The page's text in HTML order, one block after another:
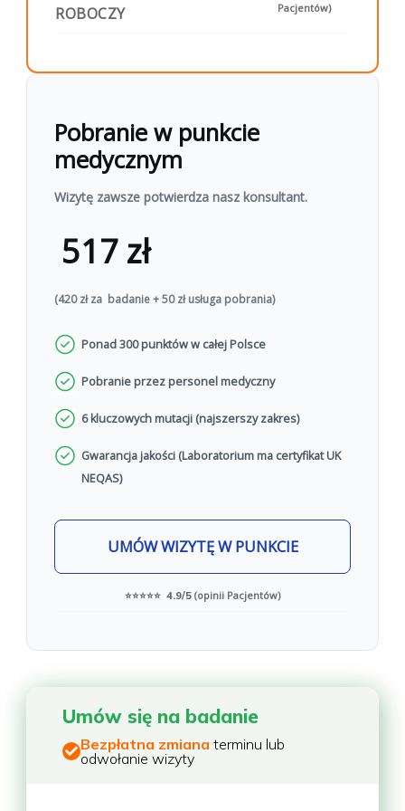
Chcesz wykonać badanie?
wizytę w punkcie pobrań
ROBOCZY
Pacjentów)
Pobranie w punkcie
medycznym
Wizytę zawsze potwierdza nasz konsultant.
517 zł
(420 zł za badanie + 50 zł usługa pobrania)
Ponad 300 punktów w całej Polsce
Pobranie przez personel medyczny
6 kluczowych mutacji (najszerszy zakres)
Gwarancja jakości (Laboratorium ma certyfikat UK
NEQAS)
UMÓW WIZYTĘ W PUNKCIE
⭐⭐⭐⭐⭐ 4.9/5 (opinii Pacjentów)
Umów się na badanie
Bezpłatna zmiana terminu lub
odwołanie wizyty